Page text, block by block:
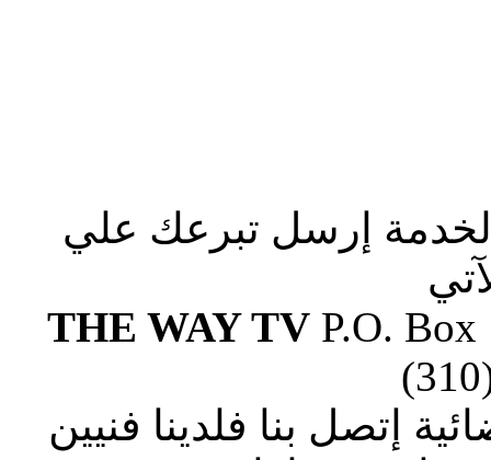
إرسل تبرعك علي
THE WAY TVP.O. Box
إتصل بنا فلدينا فنيين